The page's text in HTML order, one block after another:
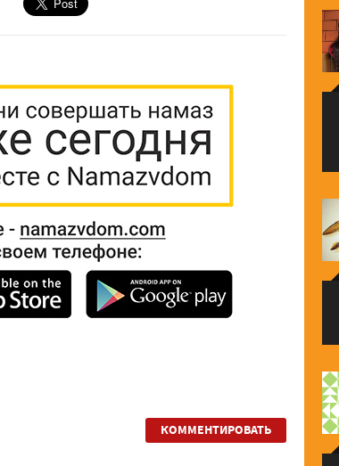
КОММЕНТИРОВАТЬ